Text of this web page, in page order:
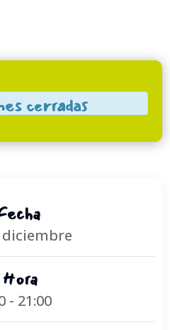
cerradas
diciembre
Hora
- 21:00